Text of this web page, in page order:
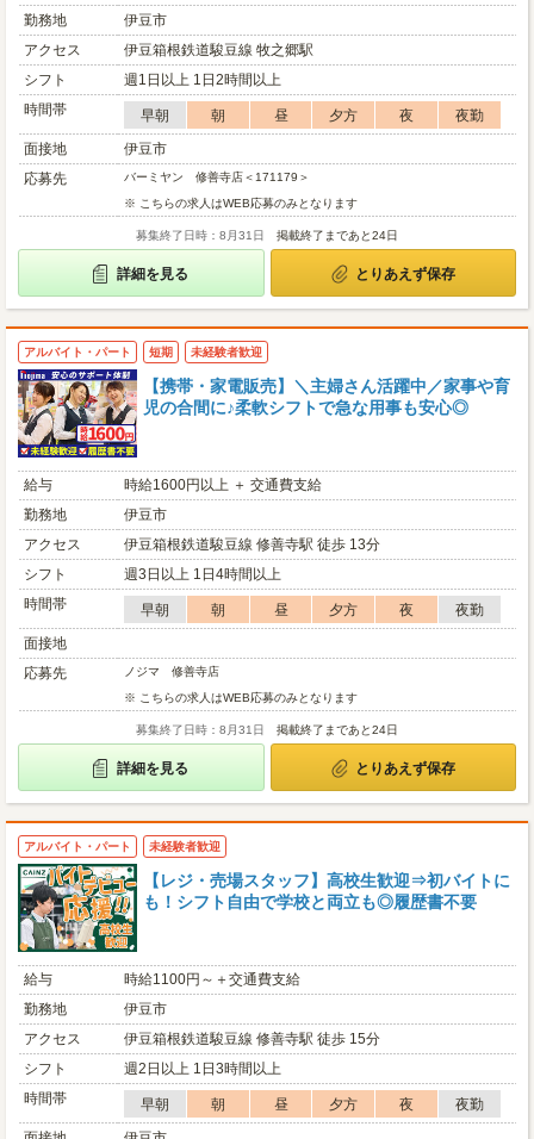
勤務地
伊豆市
アクセス
伊豆箱根鉄道駿豆線 牧之郷駅
シフト
週1日以上 1日2時間以上
時間帯
早朝 朝 昼 夕方 夜
夜勤
面接地
伊豆市
応募先
バーミヤン 修善寺店＜171179＞
※ こちらの求人はWEB応募のみとなります
募集終了日時：8月31日 掲載終了まであと24日
詳細を見る とりあえず保存
アルバイト・パート 短期 未経験者歓迎
【携帯・家電販売】＼主婦さん活躍中／家事や育
児の合間に♪柔軟シフトで急な用事も安心◎
給与
時給1600円以上 ＋ 交通費支給
勤務地
伊豆市
アクセス
伊豆箱根鉄道駿豆線 修善寺駅 徒歩 13分
シフト
週3日以上 1日4時間以上
時間帯
早朝 朝 昼 夕方 夜
夜勤
面接地
応募先
ノジマ 修善寺店
※ こちらの求人はWEB応募のみとなります
募集終了日時：8月31日 掲載終了まであと24日
詳細を見る とりあえず保存
アルバイト・パート 未経験者歓迎
【レジ・売場スタッフ】高校生歓迎⇒初バイトに
も！シフト自由で学校と両立も◎履歴書不要
給与
時給1100円～＋交通費支給
勤務地
伊豆市
アクセス
伊豆箱根鉄道駿豆線 修善寺駅 徒歩 15分
シフト
週2日以上 1日3時間以上
時間帯
早朝 朝 昼 夕方 夜
夜勤